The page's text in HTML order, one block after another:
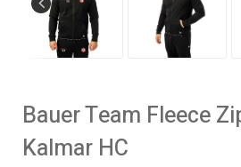
Bauer Team Fleece
Kalmar HC